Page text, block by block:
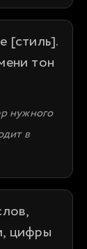
[стиль].
тон
нужного
в
цифры